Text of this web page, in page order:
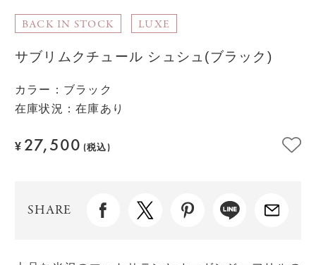
BACK IN STOCK LUXE
サブリムクチュール シュシュ(ブラック)
カラー ： ブラック
在庫状況：在庫あり
¥ 27,500 (税込)
SHARE